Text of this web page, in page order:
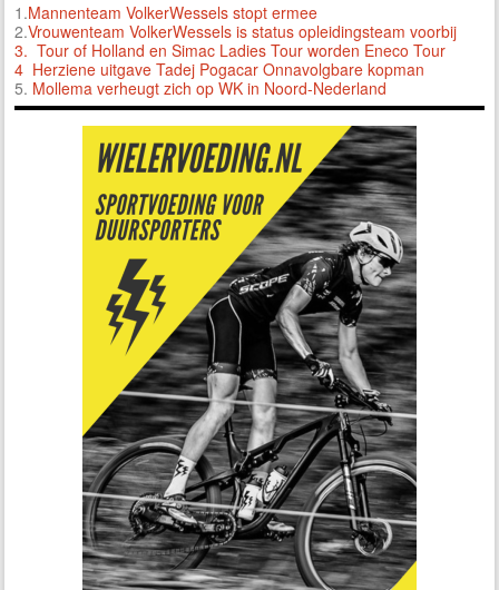
1.Mannenteam VolkerWessels stopt ermee
2.Vrouwenteam VolkerWessels is status opleidingsteam voorbij
3. Tour of Holland en Simac Ladies Tour worden Eneco Tour
4 Herziene uitgave Tadej Pogacar Onnavolgbare kopman
5. Mollema verheugt zich op WK in Noord-Nederland